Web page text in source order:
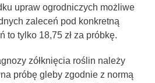
upraw ogrodniczych możliwe
zaleceń pod konkretną
to tylko 18,75 zł za próbkę.
zółknięcia roślin należy
próbę gleby zgodnie z normą